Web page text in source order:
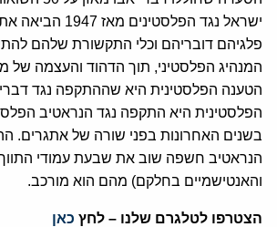
ישראל נגד
פלגיהם דובריהם וכלי התקשורת שלהם
המנהיג הפלסטיני, תוך הדהוד והעצמה של
הטענה הפלסטינית היא שההתקפה נגד
הפלסטינית היא התקפה נגד הנראטיב
בשנים האחרונות בפני שורה של אתגרים.
הנראטיב חשפה שוב את שבעת עמודי
והאנטישמיים בחלקם) מהם הוא מורכב.
הצטרפו לטלגרם שלנו – לחץ כאן